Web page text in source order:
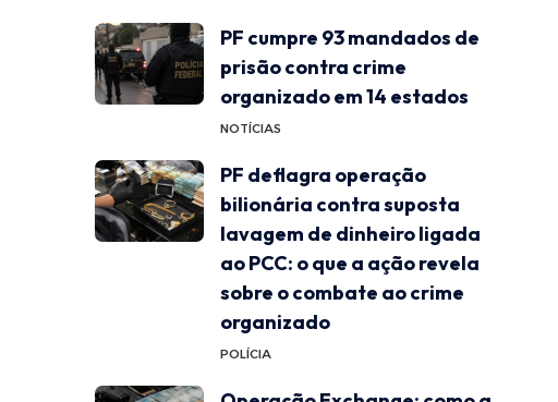
PF cumpre 93 mandados de
prisão contra crime
organizado em 14 estados
NOTÍCIAS
PF deflagra operação
bilionária contra suposta
lavagem de dinheiro ligada
ao PCC: o que a ação revela
sobre o combate ao crime
organizado
POLÍCIA